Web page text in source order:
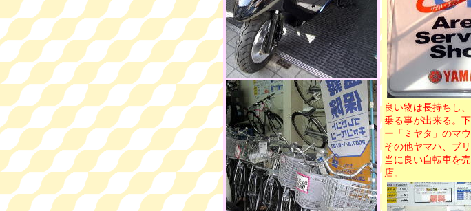
良い物は長持ちし
乗る事が出来る。
ー「ミヤタ」のマ
その他ヤマハ、ブ
当に良い自転車を
店。